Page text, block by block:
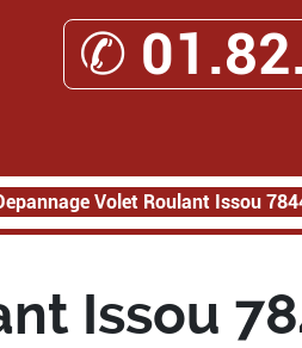
✆
Volet Roulant Issou
Issou